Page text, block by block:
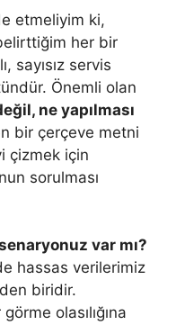
etmeliyim ki,
her bir
sayısız servis
Önemli olan
ne yapılması
bir çerçeve metni
çizmek için
sorulması
var mı?
hassas verilerimiz
biridir.
olasılığına